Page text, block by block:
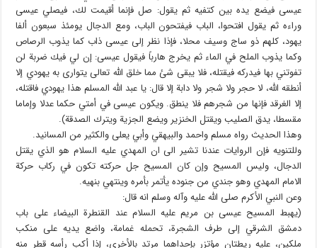
عيسى فيضع يده بين كتفيه ثم يقول: صل فإنما أقيمت لك، فيصلي عيسى
وراءه ثم يقول افتحوا، الباب فيفتحون الباب، ومع الدجال يومئذ سبعون ألفا
يهود، كلهم ذو ساج وسيف محلا، فإذا نظر إلى عيسى ذاب كما يذوب الرصاص
وكما يذوب الملح في الماء ثم يخرج هارباً فيقول عيسى: إن لي فيك ضربة لن
تفوتني بها فيدركه فيقتله، فلا يبقى شئ مما خلق الله تعالى يتوارى به يهودي إلا
أنطقه الله، لا حجر ولا شجر ولا دابة إلا قال: يا عبد الله المسلم هذا يهودي فاقتله،
إلا الغرقد فإنها من شجرهم فلا ينطق. ويكون عيسى في أمتي حكما عدلا وإماما
مقسطا، يدق الصليب ويقتل الخنزير ويضع الجزية ويترك الصدقة).
وهذا الحديث رواه مسلم واحمد والبيهقي وأبي يعلى والكثير من المسانيد.
وللتنويه فإن الروايات عندنا تشير الى ان المهدي عليه السلام هو الذي يقتل
الدجال، وليس المسيح وإن كان المسيح جل حركته تكون في ركاب حركة
الامام المهدي وهو جندي من جنوده يأتمر بأمره وينتهي بنهيه.
وعن النبي الأكرم صلى الله عليه وآله وسلم انه قال:
(يهبط المسيح عيسى بن مريم عليه السلام عند القنطرة البيضاء على باب
دمشق الشرقي إلى طرف الشجرة، تحمله غمامة، واضع يديه على منكب
ملكين، عليه ريطتان مؤتزر بإحداهما مرتد بالأخرى، إذا أكب رأسه قطر منه